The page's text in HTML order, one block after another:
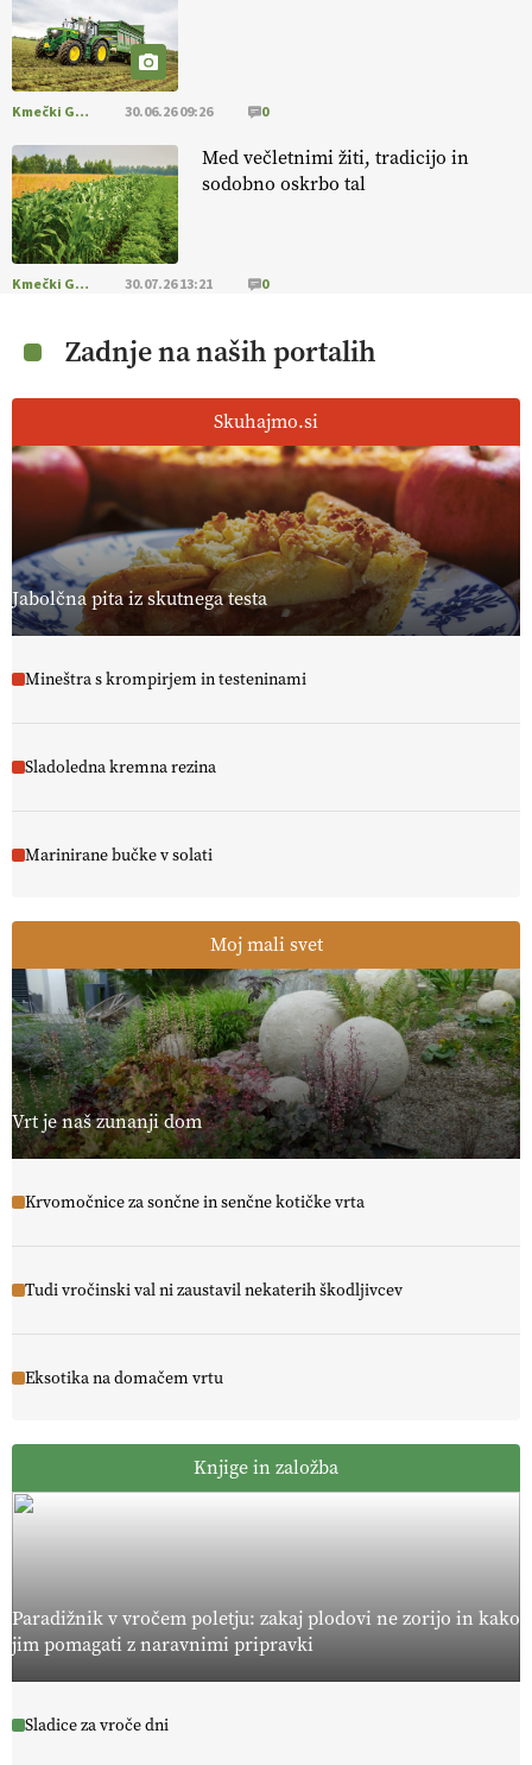
Kmečki Glas 30.06.26 09:26 0
Med večletnimi žiti, tradicijo in
sodobno oskrbo tal
Kmečki Glas 30.07.26 13:21 0
Zadnje na naših portalih
Skuhajmo.si
Jabolčna pita iz skutnega testa
Mineštra s krompirjem in testeninami
Sladoledna kremna rezina
Marinirane bučke v solati
Moj mali svet
Vrt je naš zunanji dom
Krvomočnice za sončne in senčne kotičke vrta
Tudi vročinski val ni zaustavil nekaterih škodljivcev
Eksotika na domačem vrtu
Knjige in založba
Paradižnik v vročem poletju: zakaj plodovi ne zorijo in kako
jim pomagati z naravnimi pripravki
Sladice za vroče dni